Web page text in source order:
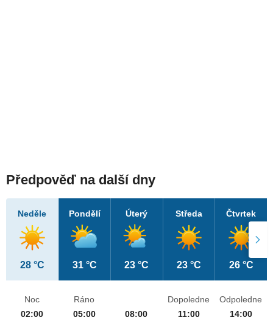
Předpověď na další dny
Neděle
28 °C
Pondělí
31 °C
Úterý
23 °C
Středa
23 °C
Čtvrtek
26 °C
Noc
02:00
Ráno
05:00
08:00
Dopoledne
11:00
Odpoledne
14:00